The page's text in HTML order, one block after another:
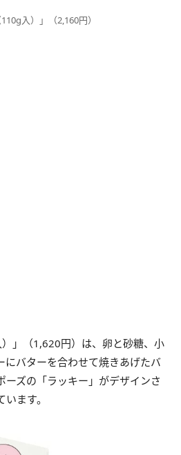
入）」（2,160円）
）」（1,620円）は、卵と砂糖、小
にバターを合わせて焼きあげたバ
ーズの「ラッキー」がデザインさ
ます。